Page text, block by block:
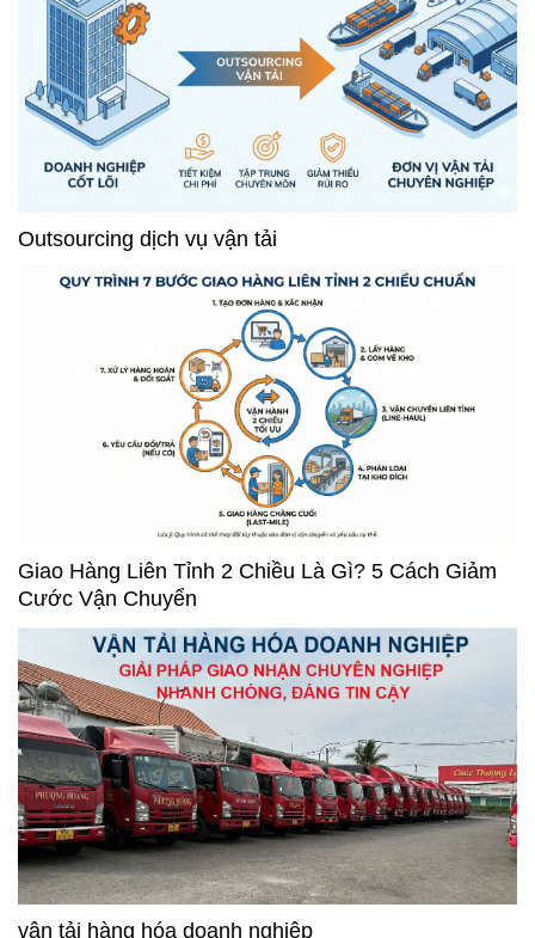
Outsourcing dịch vụ vận tải
Giao Hàng Liên Tỉnh 2 Chiều Là Gì? 5 Cách Giảm
Cước Vận Chuyển
vận tải hàng hóa doanh nghiệp